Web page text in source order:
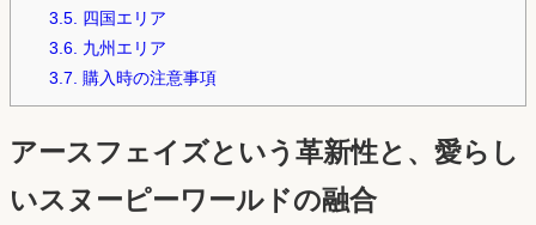
3.5. 四国エリア
3.6. 九州エリア
3.7.
購入時の注意事項
アースフェイズという革新性と、愛らし
いスヌーピーワールドの融合